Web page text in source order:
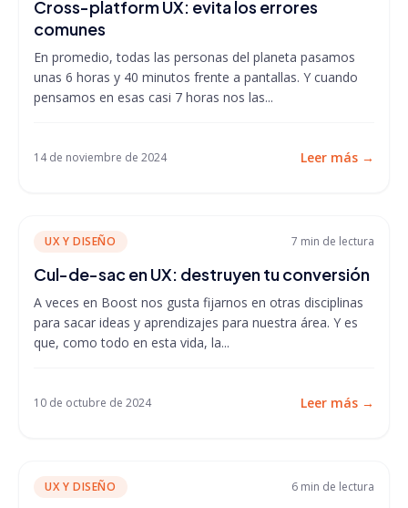
Cross-platform UX: evita los errores
comunes
En promedio, todas las personas del planeta pasamos
unas 6 horas y 40 minutos frente a pantallas. Y cuando
pensamos en esas casi 7 horas nos las...
14 de noviembre de 2024 Leer más →
UX Y DISEÑO 7 min de lectura
Cul-de-sac en UX: destruyen tu conversión
A veces en Boost nos gusta fijarnos en otras disciplinas
para sacar ideas y aprendizajes para nuestra área. Y es
que, como todo en esta vida, la...
10 de octubre de 2024 Leer más →
UX Y DISEÑO 6 min de lectura